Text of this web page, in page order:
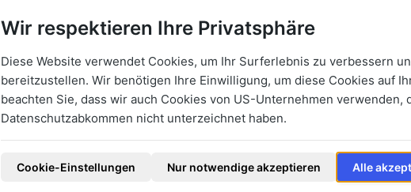
Wir respektieren Ihre Privatsphäre
Diese Website verwendet Cookies, um Ihr Surferlebnis zu verbessern
bereitzustellen. Wir benötigen Ihre Einwilligung, um diese Cookies auf
beachten Sie, dass wir auch Cookies von US-Unternehmen verwenden,
Datenschutzabkommen nicht unterzeichnet haben.
Cookie-Einstellungen Nur notwendige akzeptieren Alle